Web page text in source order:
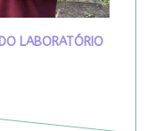
LABORATÓRIO